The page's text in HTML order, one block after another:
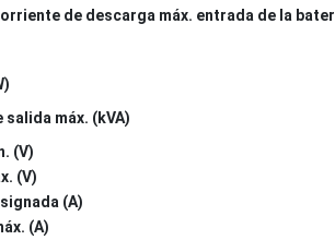
de descarga máx. entrada de la
máx. (kVA)
(V)
(V)
(A)
(A)